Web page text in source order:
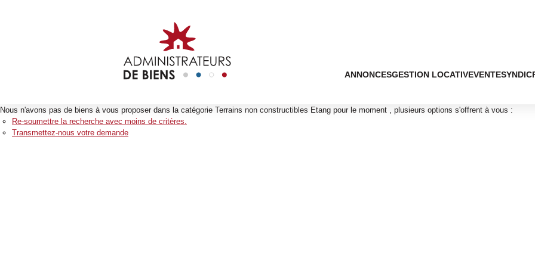
ANNONCESGESTION LOCATIVEVENTESYNDIC
Nous n'avons pas de biens à vous proposer dans la catégorie Terrains non constructibles Etang pour le moment , plusieurs options s'offrent à vous :
Re-soumettre la recherche avec moins de critères.
Transmettez-nous votre demande